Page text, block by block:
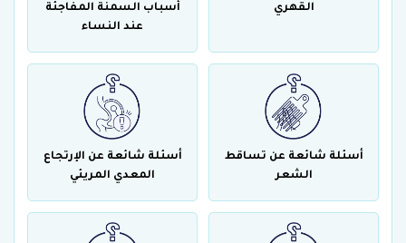
القهري
أسباب السمنة المفاجئة
عند النساء
أسئلة شائعة عن تساقط
الشعر
أسئلة شائعة عن الإرتجاع
المعدي المريئي